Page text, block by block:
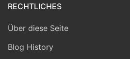
RECHTLICHES
Über diese Seite
Blog History